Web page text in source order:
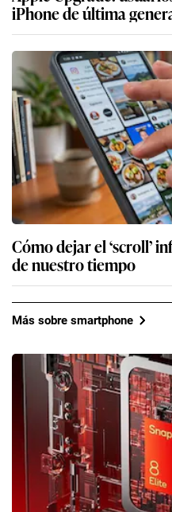
iPhone de última
Cómo dejar el ‘scroll’
de nuestro tiempo
Más sobre smartphone